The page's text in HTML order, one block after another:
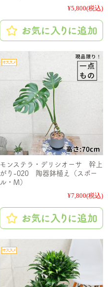
¥5,800(税込)
モンステラ・デリシオーサ 幹上
がり-020 陶器鉢植え（スポー
ル・M）
¥7,800(税込)